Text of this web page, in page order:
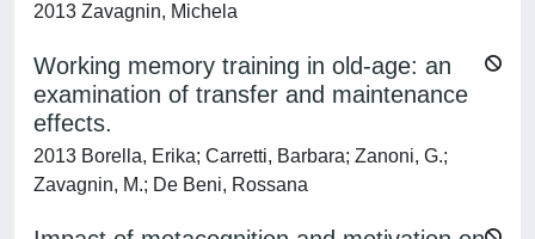
2013 Zavagnin, Michela
Working memory training in old-age: an
examination of transfer and maintenance
effects.
2013 Borella, Erika; Carretti, Barbara; Zanoni, G.;
Zavagnin, M.; De Beni, Rossana